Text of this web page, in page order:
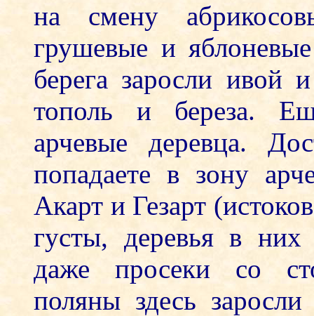
на смену
грушевые и
берега заросли ивой
тополь и береза.
арчевые деревца.
попадаете в зону
Акарт и Гезарт
густы, деревья в
даже просеки со
поляны здесь